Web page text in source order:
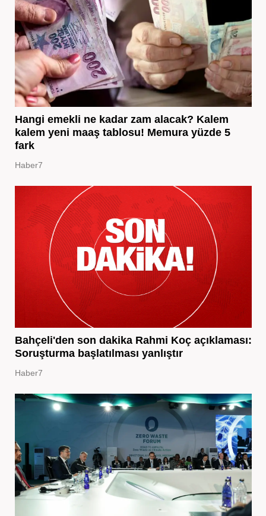
Hangi emekli ne kadar zam alacak? Kalem
kalem yeni maaş tablosu! Memura yüzde 5
fark
Haber7
Bahçeli'den son dakika Rahmi Koç açıklaması:
Soruşturma başlatılması yanlıştır
Haber7